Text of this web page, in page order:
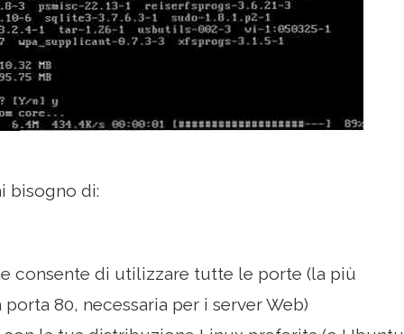
bisogno di:
consente di utilizzare tutte le porte (la più
80, necessaria per i server Web)